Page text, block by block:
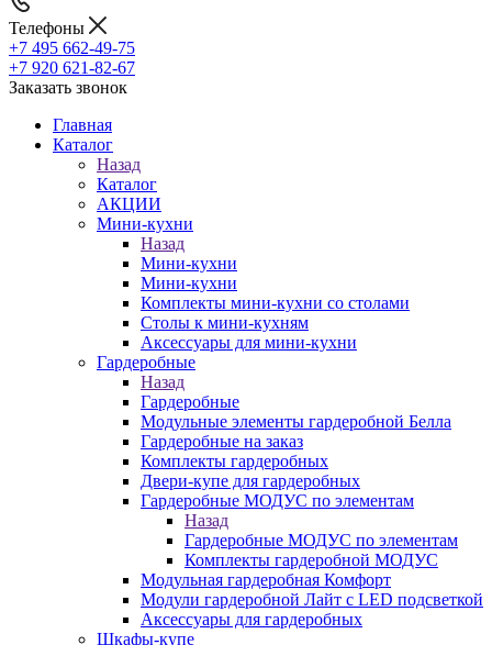
Телефоны
+7 495 662-49-75
+7 920 621-82-67
Заказать звонок
Главная
Каталог
Назад
Каталог
АКЦИИ
Мини-кухни
Назад
Мини-кухни
Мини-кухни
Комплекты мини-кухни со столами
Столы к мини-кухням
Аксессуары для мини-кухни
Гардеробные
Назад
Гардеробные
Модульные элементы гардеробной Белла
Гардеробные на заказ
Комплекты гардеробных
Двери-купе для гардеробных
Гардеробные МОДУС по элементам
Назад
Гардеробные МОДУС по элементам
Комплекты гардеробной МОДУС
Модульная гардеробная Комфорт
Модули гардеробной Лайт с LED подсветкой
Аксессуары для гардеробных
Шкафы-купе